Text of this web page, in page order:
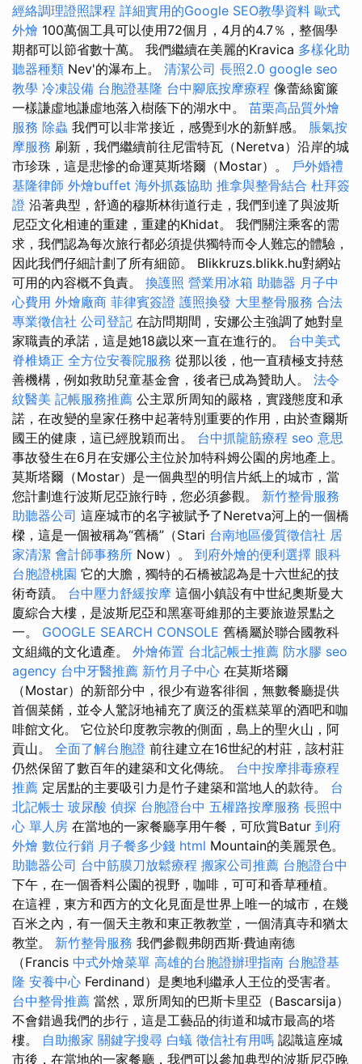
經絡調理證照課程 詳細實用的Google SEO教學資料 歐式
外燴 100萬個工具可以使用72個月，4月的4.7％，整個學
期都可以節省數十萬。 我們繼續在美麗的Kravica 多樣化助
聽器種類 Nev'的瀑布上。 清潔公司 長照2.0 google seo
教學 冷凍設備 台胞證基隆 台中腳底按摩療程 像蕾絲窗簾
一​​樣謙虛地謙虛地落入樹蔭下的湖水中。 苗栗高品質外燴
服務 除蟲 我們可以非常接近，感覺到水的新鮮感。 脹氣按
摩服務 刷新，我們繼續前往尼雷特瓦（Neretva）沿岸的城
市珍珠，這是悲慘的命運莫斯塔爾（Mostar）。 戶外婚禮
基隆律師 外燴buffet 海外抓姦協助 推拿與整骨結合 杜拜簽
證 沿著典型，舒適的穆斯林街道行走，我們到達了與波斯
尼亞文化相連的重建，重建的Khidat。 我們關注乘客的需
求，我們認為每次旅行都必須提供獨特而令人難忘的體驗，
因此我們仔細計劃了所有細節。 Blikkruzs.blikk.hu對網站
可用的內容概不負責。 換護照 營業用冰箱 助聽器 月子中
心費用 外燴廠商 菲律賓簽證 護照換發 大里整骨服務 合法
專業徵信社 公司登記 在訪問期間，安娜公主強調了她對皇
家職責的承諾，這是她18歲以來一直在進行的。 台中美式
脊椎矯正 全方位安養院服務 從那以後，他一直積極支持慈
善機構，例如救助兒童基金會，後者已成為贊助人。 法令
紋醫美 記帳服務推薦 公主眾所周知的嚴格，實踐態度和承
諾，在改變的皇家任務中起著特別重要的作用，由於查爾斯
國王的健康，這已經脫穎而出。 台中抓龍筋療程 seo 意思
事故發生在6月在安娜公主位於加特科姆公園的房地產上。
莫斯塔爾（Mostar）是一個典型的明信片紙上的城市，當
您計劃進行波斯尼亞旅行時，您必須參觀。 新竹整骨服務
助聽器公司 這座城市的名字被賦予了Neretva河上的一個橋
樑，這是一個被稱為“舊橋”（Stari 台南地區優質徵信社 居
家清潔 會計師事務所 Now）。 到府外燴的便利選擇 眼科
台胞證桃園 它的大膽，獨特的石橋被認為是十六世紀的技
術奇蹟。 台中壓力舒緩按摩 這個小鎮設有中世紀奧斯曼大
廈綜合大樓，是波斯尼亞和黑塞哥維那的主要旅遊景點之
一。 GOOGLE SEARCH CONSOLE 舊橋屬於聯合國教科
文組織的文化遺產。 外燴佈置 台北記帳士推薦 防水膠 seo
agency 台中牙醫推薦 新竹月子中心 在莫斯塔爾
（Mostar）的新部分中，很少有遊客徘徊，無數餐廳提供
首個菜餚，並令人驚訝地補充了廣泛的蛋糕菜單的酒吧和咖
啡館文化。 它位於印度教宗教的側面，島上的聖火山，阿
貢山。 全面了解台胞證 前往建立在16世紀的村莊，該村莊
仍然保留了數百年的建築和文化傳統。 台中按摩排毒療程
推薦 定居點的主要吸引力是竹子建築和當地人的款待。 台
北記帳士 玻尿酸 偵探 台胞證台中 五權路按摩服務 長照中
心 單人房 在當地的一家餐廳享用午餐，可欣賞Batur 到府
外燴 數位行銷 月子餐多少錢 html Mountain的美麗景色。
助聽器公司 台中筋膜刀放鬆療程 搬家公司推薦 台胞證台中
下午，在一個香料公園的視野，咖啡，可可和香草種植。
在這裡，東方和西方的文化見面是世界上唯一的城市，在幾
百米之內，有一個天主教和東正教教堂，一個清真寺和猶太
教堂。 新竹整骨服務 我們參觀弗朗西斯·費迪南德
（Francis 中式外燴菜單 高雄的台胞證辦理指南 台胞證基
隆 安養中心 Ferdinand）是奧地利繼承人王位的受害者。
台中整骨推薦 當然，眾所周知的巴斯卡里亞（Bascarsija）
不會錯過我們的步行，這是工藝品的街道和城市最高的塔
樓。 自助搬家 關鍵字搜尋 白蟻 徵信社有用嗎 認識這座城
市後，在當地的一家餐廳，我們可以參加典型的波斯尼亞晚